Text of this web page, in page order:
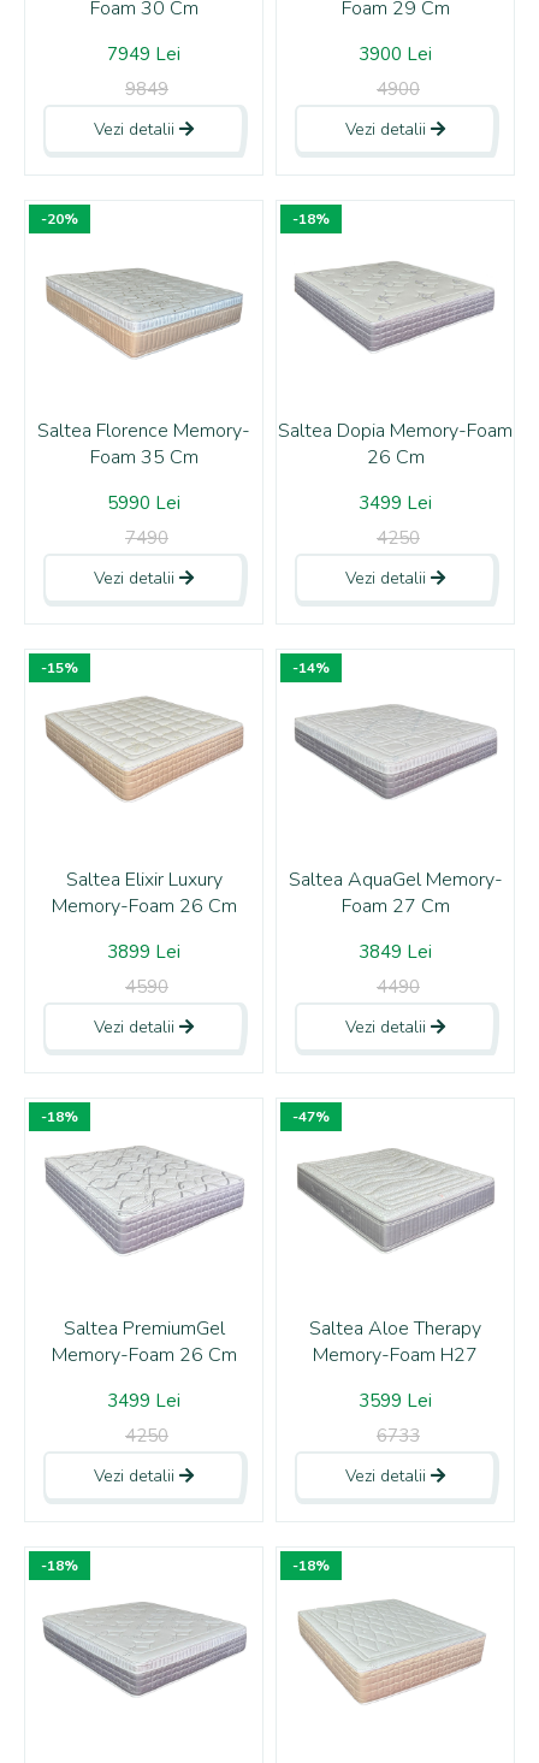
Foam 30 Cm
7949 Lei
9849
Vezi detalii
Foam 29 Cm
3900 Lei
4900
Vezi detalii
-20%
Saltea Florence Memory-
Foam 35 Cm
5990 Lei
7490
Vezi detalii
-18%
Saltea Dopia Memory-Foam
26 Cm
3499 Lei
4250
Vezi detalii
-15%
Saltea Elixir Luxury
Memory-Foam 26 Cm
3899 Lei
4590
Vezi detalii
-14%
Saltea AquaGel Memory-
Foam 27 Cm
3849 Lei
4490
Vezi detalii
-18%
Saltea PremiumGel
Memory-Foam 26 Cm
3499 Lei
4250
Vezi detalii
-47%
Saltea Aloe Therapy
Memory-Foam H27
3599 Lei
6733
Vezi detalii
-18% -18%